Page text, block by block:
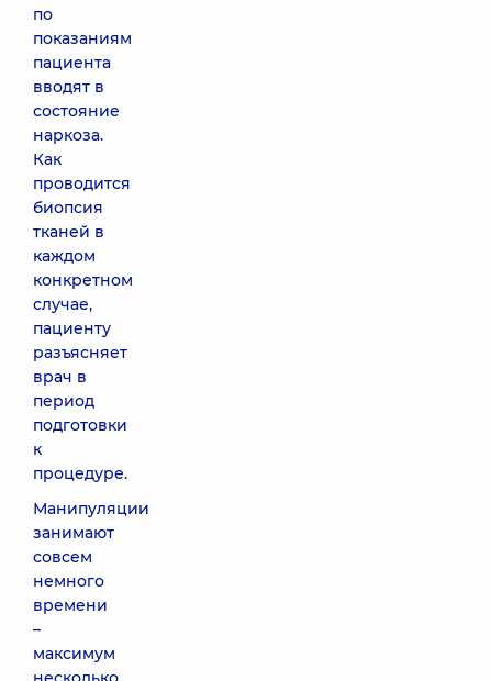
по
показаниям
пациента
вводят в
состояние
наркоза.
Как
проводится
биопсия
тканей в
каждом
конкретном
случае,
пациенту
разъясняет
врач в
период
подготовки
к
процедуре.
Манипуляции
занимают
совсем
немного
времени
–
максимум